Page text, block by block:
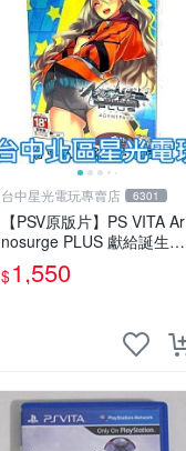
台中星光電玩專賣店 6301
【PSV原版片】PS VITA Ar
nosurge PLUS 獻給誕生之
星的祈禱詩 日文限定版 全
新品【台中星光】
$1,550